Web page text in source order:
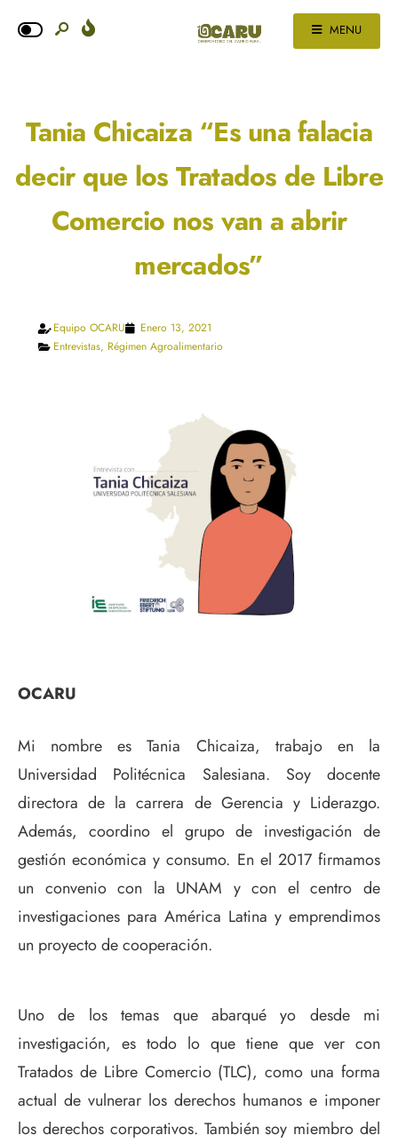
MENU
Tania Chicaiza “Es una falacia
decir que los Tratados de Libre
Comercio nos van a abrir
mercados”
Equipo OCARU
Enero 13, 2021
Entrevistas, Régimen Agroalimentario
OCARU
Mi nombre es Tania Chicaiza, trabajo en la
Universidad Politécnica Salesiana. Soy docente
directora de la carrera de Gerencia y Liderazgo.
Además, coordino el grupo de investigación de
gestión económica y consumo. En el 2017 firmamos
un convenio con la UNAM y con el centro de
investigaciones para América Latina y emprendimos
un proyecto de cooperación.
Uno de los temas que abarqué yo desde mi
investigación, es todo lo que tiene que ver con
Tratados de Libre Comercio (TLC), como una forma
actual de vulnerar los derechos humanos e imponer
los derechos corporativos. También soy miembro del